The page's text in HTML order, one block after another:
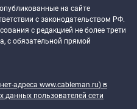
на сайте
с законодательством РФ.
с редакцией не более трети
с обязательной прямой
адреса www.cableman.ru) в
данных пользователей сети